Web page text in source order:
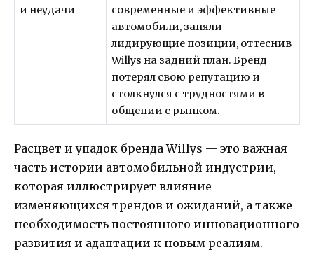
и неудачи
современные и эффективные
автомобили, заняли
лидирующие позиции, оттеснив
Willys на задний план. Бренд
потерял свою репутацию и
столкнулся с трудностями в
общении с рынком.
Расцвет и упадок бренда Willys — это важная
часть истории автомобильной индустрии,
которая иллюстрирует влияние
изменяющихся трендов и ожиданий, а также
необходимость постоянного инновационного
развития и адаптации к новым реалиям.​